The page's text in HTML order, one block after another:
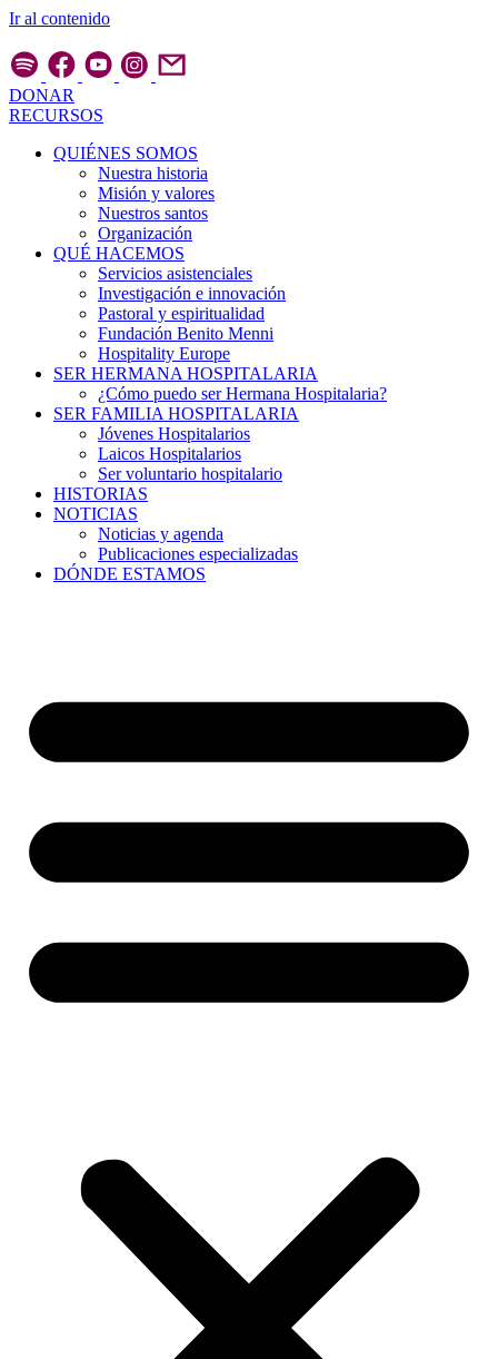
Ir al contenido
DONAR
RECURSOS
QUIÉNES SOMOS
Nuestra historia
Misión y valores
Nuestros santos
Organización
QUÉ HACEMOS
Servicios asistenciales
Investigación e innovación
Pastoral y espiritualidad
Fundación Benito Menni
Hospitality Europe
SER HERMANA HOSPITALARIA
¿Cómo puedo ser Hermana Hospitalaria?
SER FAMILIA HOSPITALARIA
Jóvenes Hospitalarios
Laicos Hospitalarios
Ser voluntario hospitalario
HISTORIAS
NOTICIAS
Noticias y agenda
Publicaciones especializadas
DÓNDE ESTAMOS